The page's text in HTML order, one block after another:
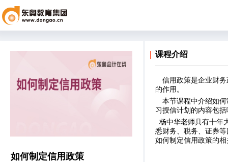
如何制定信用政策
课程介绍
信用政策是企业财
的作用。
本节课程中介绍如
习授信计划的内容包
杨中华老师具有十年
悉财务、税务、证券
如何制定信用政策的